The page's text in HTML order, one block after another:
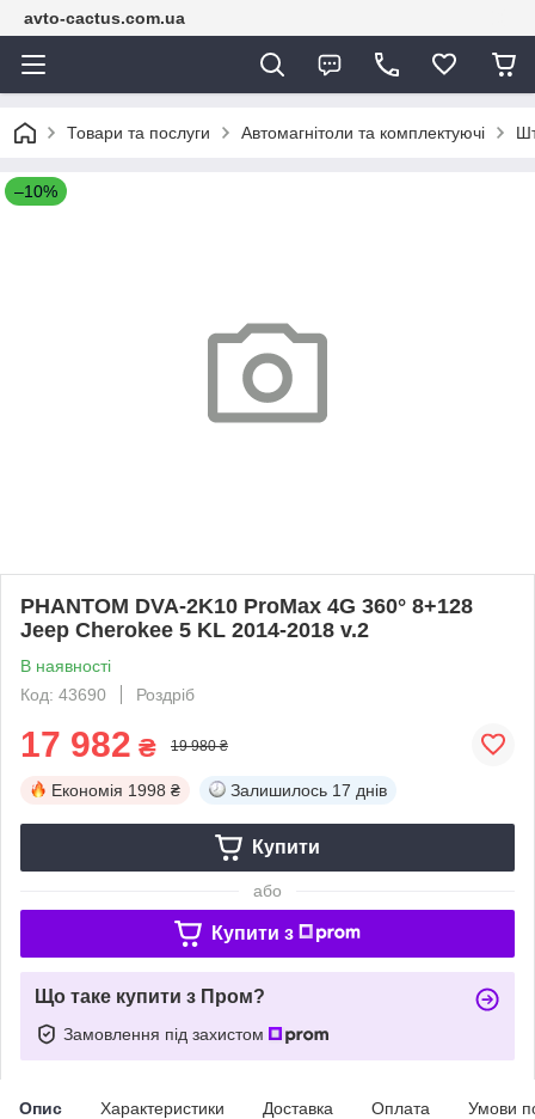
avto-cactus.com.ua
Товари та послуги Автомагнітоли та комплектуючі
–10%
PHANTOM DVA-2K10 ProMax 4G 360° 8+128
Jeep Cherokee 5 KL 2014-2018 v.2
В наявності
Код: 43690
Роздріб
17 982 ₴ 19 980 ₴
Економія 1998 ₴ Залишилось 17 днів
Купити
або
Купити з
Що таке купити з Пром?
Замовлення під захистом
Опис Характеристики Доставка Оплата Умови